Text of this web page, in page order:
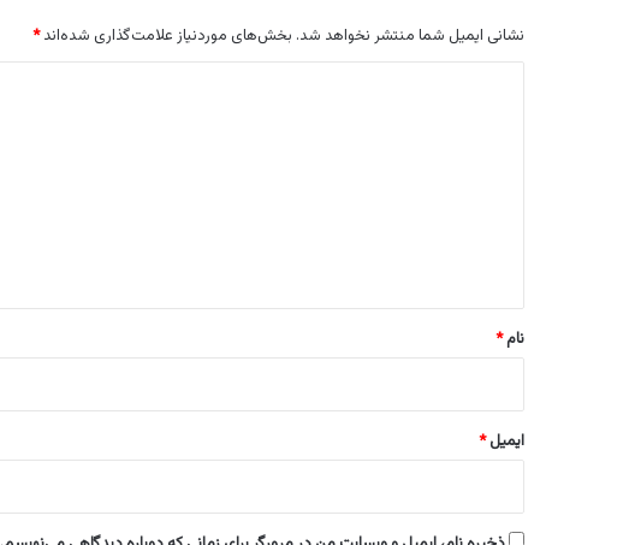
نشانی ایمیل شما منتشر نخواهد شد. بخش‌های موردنیاز علامت‌گذاری شده‌اند*
نام*
ایمیل*